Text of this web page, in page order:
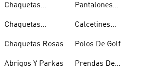
Chaquetas
Chaquetas
Chaquetas Rosas
Abrigos Y Parkas
Pantalones
Calcetines
Polos De Golf
Prendas De